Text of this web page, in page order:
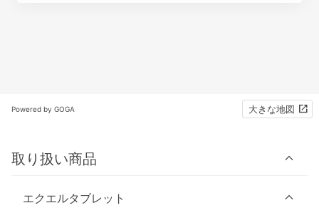
Powered by GOGA 大きな地図
取り扱い商品
エクエルタブレット